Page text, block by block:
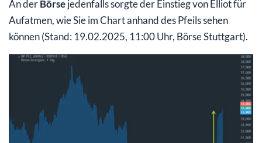
An derBörsejedenfalls sorgte der Einstieg von Elliot für
Aufatmen, wie Sie im Chart anhand des Pfeils sehen
können (Stand: 19.02.2025, 11:00 Uhr, Börse Stuttgart).